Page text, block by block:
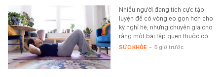
Nhiều người đang tích cực tập
luyện để có vòng eo gọn hơn cho
kỳ nghỉ hè, nhưng chuyên gia cho
rằng một bài tập quen thuộc có…
SỨC KHỎE - 5 giờ trước